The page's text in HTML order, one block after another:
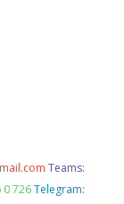
Teams:
0 726 Telegram: